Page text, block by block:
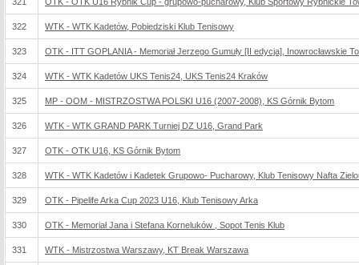
322 WTK - WTK Kadetów, Pobiedziski Klub Tenisowy
323 OTK - ITT GOPLANIA - Memoriał Jerzego Gumuły [II edycja], Inowrocławskie
324 WTK - WTK Kadetów UKS Tenis24, UKS Tenis24 Kraków
325 MP - OOM - MISTRZOSTWA POLSKI U16 (2007-2008), KS Górnik Bytom
326 WTK - WTK GRAND PARK Turniej DZ U16, Grand Park
327 OTK - OTK U16, KS Górnik Bytom
328 WTK - WTK Kadetów i Kadetek Grupowo- Pucharowy, Klub Tenisowy Nafta
329 OTK - Pipelife Arka Cup 2023 U16, Klub Tenisowy Arka
330 OTK - Memoriał Jana i Stefana Korneluków , Sopot Tenis Klub
331 WTK - Mistrzostwa Warszawy, KT Break Warszawa